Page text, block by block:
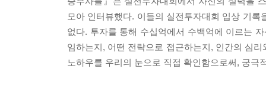
모아 인터뷰했다. 이들의 실전투자대회 입상 기록
없다. 투자를 통해 수십억에서 수백억에 이르는
임하는지, 어떤 전략으로 접근하는지, 인간의 심
노하우를 우리의 눈으로 직접 확인함으로써, 궁극